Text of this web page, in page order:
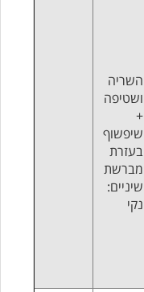
השריה
ושטיפה
+
שיפשוף
בעזרת
מברשת
שיניים:
נקי